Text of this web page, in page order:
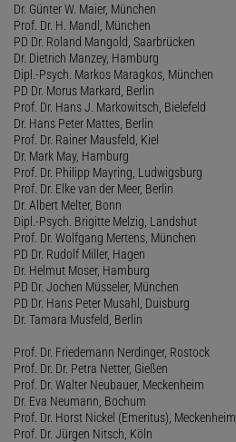
Dr. Günter W. Maier, München
Prof. Dr. H. Mandl, München
PD Dr. Roland Mangold, Saarbrücken
Dr. Dietrich Manzey, Hamburg
Dipl.-Psych. Markos Maragkos, München
PD Dr. Morus Markard, Berlin
Prof. Dr. Hans J. Markowitsch, Bielefeld
Dr. Hans Peter Mattes, Berlin
Prof. Dr. Rainer Mausfeld, Kiel
Dr. Mark May, Hamburg
Prof. Dr. Philipp Mayring, Ludwigsburg
Prof. Dr. Elke van der Meer, Berlin
Dr. Albert Melter, Bonn
Dipl.-Psych. Brigitte Melzig, Landshut
Prof. Dr. Wolfgang Mertens, München
PD Dr. Rudolf Miller, Hagen
Dr. Helmut Moser, Hamburg
PD Dr. Jochen Müsseler, München
PD Dr. Hans Peter Musahl, Duisburg
Dr. Tamara Musfeld, Berlin
Prof. Dr. Friedemann Nerdinger, Rostock
Prof. Dr. Dr. Petra Netter, Gießen
Prof. Dr. Walter Neubauer, Meckenheim
Dr. Eva Neumann, Bochum
Prof. Dr. Horst Nickel (Emeritus), Meckenheim
Prof. Dr. Jürgen Nitsch, Köln